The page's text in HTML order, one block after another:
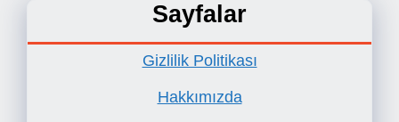
Sayfalar
Gizlilik Politikası
Hakkımızda